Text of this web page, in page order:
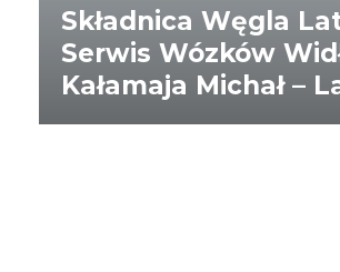
Składnica Węgla
Serwis Wózków
Kałamaja Michał –